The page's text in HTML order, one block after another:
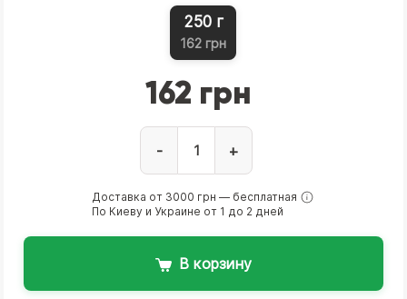
250 г
162 грн
162 грн
- +
Доставка от 3000 грн — бесплатная
По Киеву и Украине от 1 до 2 дней
В корзину